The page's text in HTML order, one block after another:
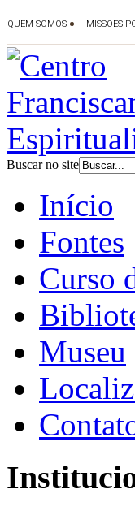
Buscar no site
Início
Fontes
Curso
Museu